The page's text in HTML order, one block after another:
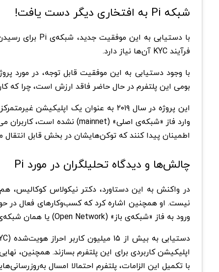
شبکه Pi به افتخاری دیگر دست یافت!
فرآیند KYC آن‌ها نیاز دارد.
بومی این پلتفرم در حال حاضر فاقد ارزش است، چرا که
اطمینان پیدا کنند که توکن‌هایشان در بخش قابل
چالش‌ها و دیدگاه تحلیلگران در مورد Pi
ورود به فاز «شبکه‌ی باز» (Open Network) یا همان شبکه‌ی اصلی در سال جاری تعیین کرده است، به شرطی که معیارهای خاصی را برآورده کند.
اپلیکیشن کاربردی برای این پلتفرم بسازند. همچنین،
با تکمیل این الزامات، پلتفرم احتمالا امسال